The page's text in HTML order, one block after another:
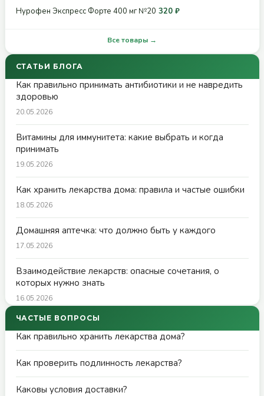
Нурофен Экспресс Форте 400 мг №20 320 ₽
Все товары →
СТАТЬИ БЛОГА
Как правильно принимать антибиотики и не навредить
здоровью
20.05.2026
Витамины для иммунитета: какие выбрать и когда
принимать
19.05.2026
Как хранить лекарства дома: правила и частые ошибки
18.05.2026
Домашняя аптечка: что должно быть у каждого
17.05.2026
Взаимодействие лекарств: опасные сочетания, о
которых нужно знать
16.05.2026
ЧАСТЫЕ ВОПРОСЫ
Как правильно хранить лекарства дома?
Как проверить подлинность лекарства?
Каковы условия доставки?